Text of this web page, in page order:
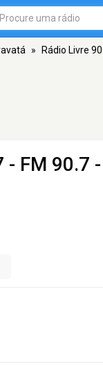
» Rádio Livre
- FM 90.7